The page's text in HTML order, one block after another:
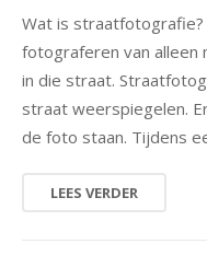
ervaringen
contact
natuur
Wat is
fotograferen van alleen
in die straat.
straat weerspiegelen.
de foto staan. Tijdens
LEES VERDER